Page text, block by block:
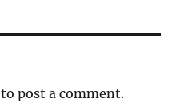
to post a comment.